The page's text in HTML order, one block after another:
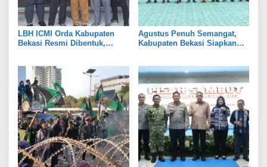
LBH ICMI Orda Kabupaten
Bekasi Resmi Dibentuk,
Agustus Penuh Semangat,
Kabupaten Bekasi Siapkan